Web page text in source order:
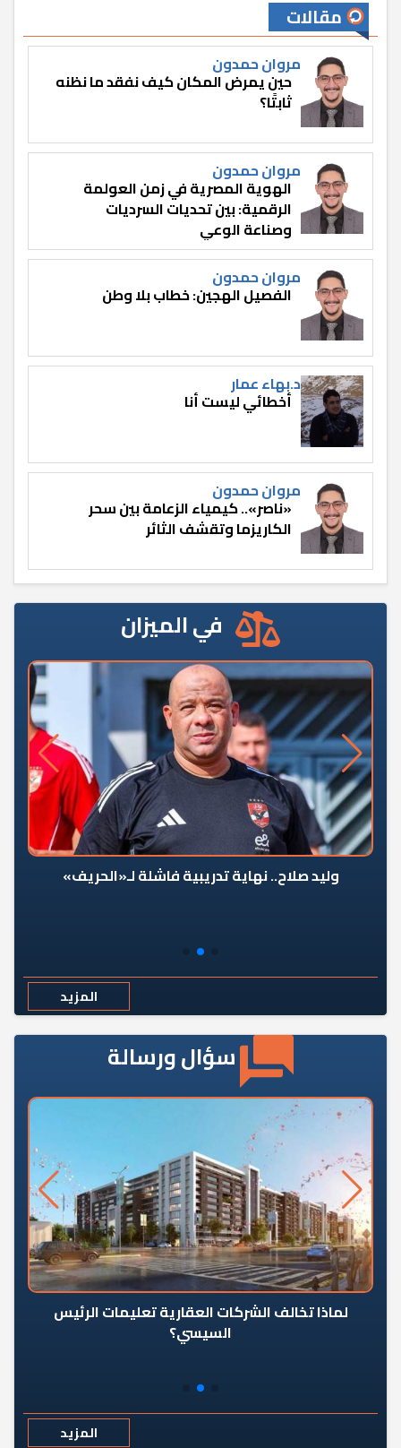
مقالات
مروان حمدون
حين يمرض المكان كيف نفقد ما نظنه
ثابتًا؟
مروان حمدون
الهوية المصرية في زمن العولمة
الرقمية: بين تحديات السرديات
وصناعة الوعي
مروان حمدون
الفصيل الهجين: خطاب بلا وطن
د.بهاء عمار
أخطائي ليست أنا
مروان حمدون
«ناصر».. كيمياء الزعامة بين سحر
الكاريزما وتقشف الثائر
في الميزان
وليد صلاح.. نهاية تدريبية فاشلة لـ«الحريف»
المزيد
سؤال ورسالة
لماذا تخالف الشركات العقارية تعليمات الرئيس
السيسي؟
المزيد